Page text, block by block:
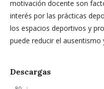
motivación docente son
interés por las prácticas
los espacios deportivos y
puede reducir el
Descargas